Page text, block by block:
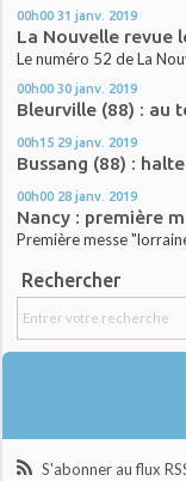
00h00 31 janv. 2019
La Nouvelle revue
Le numéro 52 de La
00h00 30 janv. 2019
Bleurville (88) : au
00h15 29 janv. 2019
Bussang (88) :
00h00 28 janv. 2019
Nancy : première
Première messe
Rechercher
S'abonner au flux